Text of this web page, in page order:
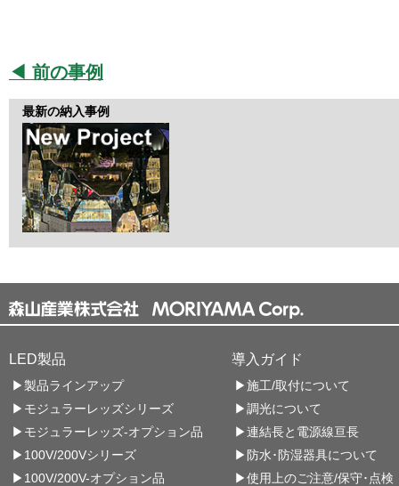
◀ 前の事例
最新の納入事例
LED製品
▶製品ラインアップ
▶モジュラーレッズシリーズ
▶モジュラーレッズ-オプション品
▶100V/200Vシリーズ
▶100V/200V-オプション品
導入ガイド
▶施工/取付について
▶調光について
▶連結長と電源線亘長
▶防水･防湿器具について
▶使用上のご注意/保守･点検